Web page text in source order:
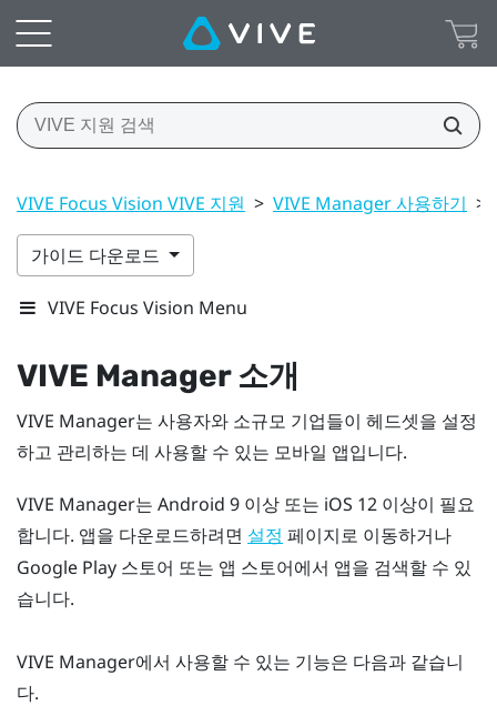
VIVE Focus Vision VIVE 지원 > VIVE Manager 사용하기 >
가이드 다운로드
VIVE Focus Vision Menu
VIVE Manager소개
VIVE Manager는 사용자와 소규모 기업들이 헤드셋을 설정
하고 관리하는 데 사용할 수 있는 모바일 앱입니다.
VIVE Manager는 Android 9 이상 또는 iOS 12 이상이 필요
합니다. 앱을 다운로드하려면 설정 페이지로 이동하거나
Google Play 스토어 또는 앱 스토어에서 앱을 검색할 수 있
습니다.
VIVE Manager에서 사용할 수 있는 기능은 다음과 같습니
다.